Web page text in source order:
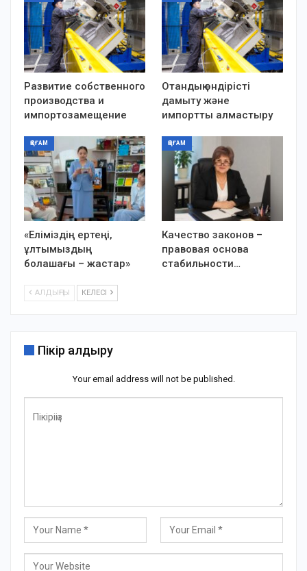
Развитие собственного
производства и
импортозамещение
Отандық өндірісті
дамыту және
импортты алмастыру
ҚОҒАМ
«Еліміздің ертеңі,
ұлтымыздың
болашағы – жастар»
ҚОҒАМ
Качество законов –
правовая основа
стабильности…
АЛДЫҢҒЫ КЕЛЕСІ
Пікір қалдыру
Your email address will not be published.